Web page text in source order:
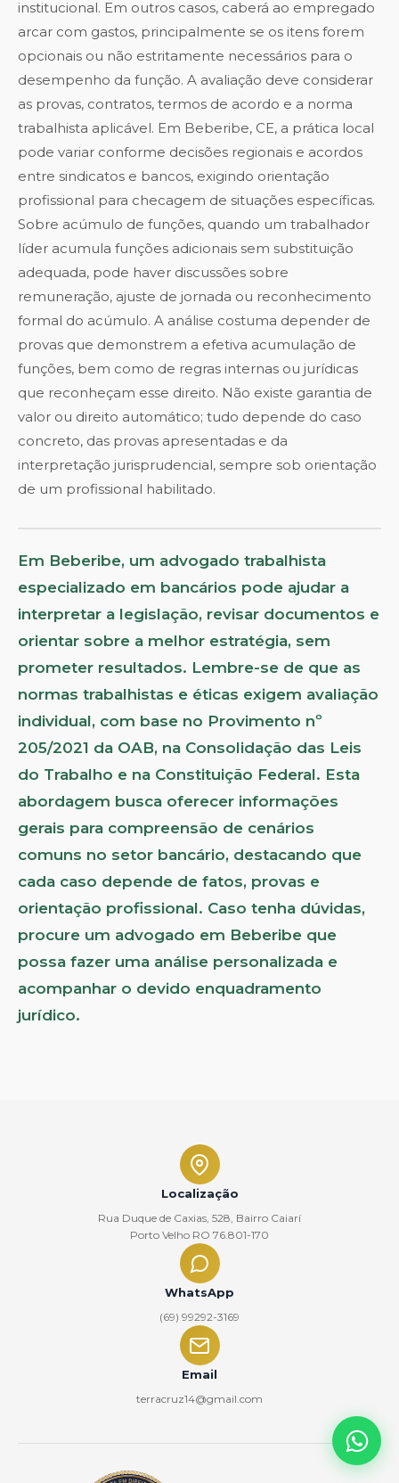
institucional. Em outros casos, caberá ao empregado
arcar com gastos, principalmente se os itens forem
opcionais ou não estritamente necessários para o
desempenho da função. A avaliação deve considerar
as provas, contratos, termos de acordo e a norma
trabalhista aplicável. Em Beberibe, CE, a prática local
pode variar conforme decisões regionais e acordos
entre sindicatos e bancos, exigindo orientação
profissional para checagem de situações específicas.
Sobre acúmulo de funções, quando um trabalhador
líder acumula funções adicionais sem substituição
adequada, pode haver discussões sobre
remuneração, ajuste de jornada ou reconhecimento
formal do acúmulo. A análise costuma depender de
provas que demonstrem a efetiva acumulação de
funções, bem como de regras internas ou jurídicas
que reconheçam esse direito. Não existe garantia de
valor ou direito automático; tudo depende do caso
concreto, das provas apresentadas e da
interpretação jurisprudencial, sempre sob orientação
de um profissional habilitado.
Em Beberibe, um advogado trabalhista
especializado em bancários pode ajudar a
interpretar a legislação, revisar documentos e
orientar sobre a melhor estratégia, sem
prometer resultados. Lembre-se de que as
normas trabalhistas e éticas exigem avaliação
individual, com base no Provimento nº
205/2021 da OAB, na Consolidação das Leis
do Trabalho e na Constituição Federal. Esta
abordagem busca oferecer informações
gerais para compreensão de cenários
comuns no setor bancário, destacando que
cada caso depende de fatos, provas e
orientação profissional. Caso tenha dúvidas,
procure um advogado em Beberibe que
possa fazer uma análise personalizada e
acompanhar o devido enquadramento
jurídico.
Localização
Rua Duque de Caxias, 528, Bairro Caiarí
Porto Velho RO 76.801-170
WhatsApp
(69) 99292-3169
Email
terracruz14@gmail.com